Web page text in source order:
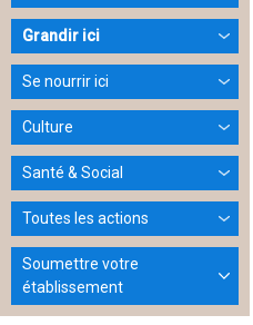
Grandir ici
Se nourrir ici
Culture
Santé & Social
Toutes les actions
Soumettre votre
établissement